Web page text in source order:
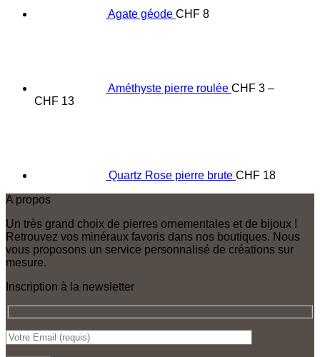
Agate géode CHF 8
Améthyste pierre roulée CHF 3 –
CHF 13Price
Quartz Rose pierre brute CHF 18
A propos
Un très grand choix de pierres ornementales et de bijoux !
Retrouvez vos minéraux favoris dans nos boutiques. Nous
vous proposons un service personnalisé de créations sur
mesure.
Inscription à la newsletter